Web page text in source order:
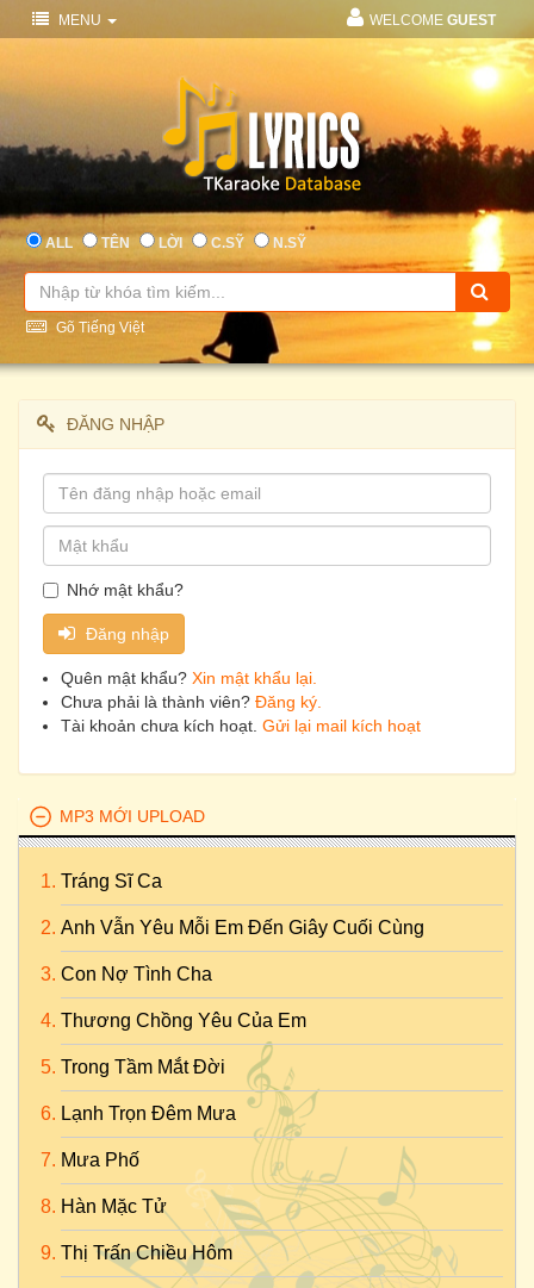
MENU WELCOME GUEST
ALL TÊN LỜI C.SỸ N.SỸ
Gõ Tiếng Việt
ĐĂNG NHẬP
Nhớ mật khẩu?
Đăng nhập
Quên mật khẩu? Xin mật khẩu lại.
Chưa phải là thành viên? Đăng ký.
Tài khoản chưa kích hoạt. Gửi lại mail kích hoạt
MP3 MỚI UPLOAD
Tráng Sĩ Ca
Anh Vẫn Yêu Mỗi Em Đến Giây Cuối Cùng
Con Nợ Tình Cha
Thương Chồng Yêu Của Em
Trong Tầm Mắt Đời
Lạnh Trọn Đêm Mưa
Mưa Phố
Hàn Mặc Tử
Thị Trấn Chiều Hôm